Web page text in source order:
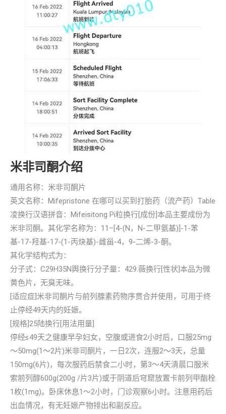
米非司酮介绍
通用名称：米非司酮片
英文名称：Mifepristone 在哪可以买到打胎药（流产药）Table
凌换行汉语拼音：Mifeisitong Pi粒换行[成份]本品主要成份为
米非司酮。其化学名称为：11–[4-(N，N-二甲氨基)]-1-苯
基-17-羟基-17-(1-丙炔基)-雌甾-4，9-二烯-3-酮。
其化学结构式为：
分子式：C29H35N舆换行分子量：429.薇换行[性状]本品为微
黄色片，无臭无味。
[适应症]米非司酮片与前列腺素药物序贯合并使用，可用于终
止停经49天内的妊娠。
[规格]25陆换行[用法用量]
停经≤49天之健康早孕妇女，空腹或进食2小时后，口服25mg
～50mg(1～2片)米非司酮片，一日2次，连服2～3天，总量
150mg(6片)，每次服药后禁食二小时，第3～4天清晨口服米
索前列醇600g(200g /片3片)或于阴道后穹窟放置卡前列甲酯栓
1枚(1mg)。卧床休息1～2小时，门诊观察6小时。注意用药后
出血情况，有无妊娠产物排出和副反应。